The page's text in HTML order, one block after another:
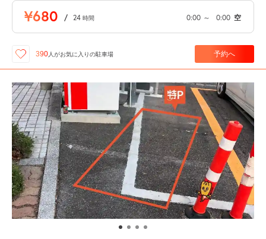
¥680 / 24 時間 0:00 ～ 0:00 空
390人がお気に入りの駐車場 予約へ